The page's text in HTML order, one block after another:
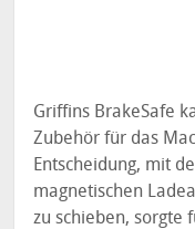
Griffins BrakeSafe
Zubehör für das
Entscheidung, mit
magnetischen
zu schieben, sorgte